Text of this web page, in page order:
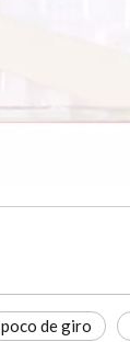
poco de giro